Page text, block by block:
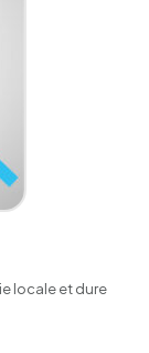
locale et dure